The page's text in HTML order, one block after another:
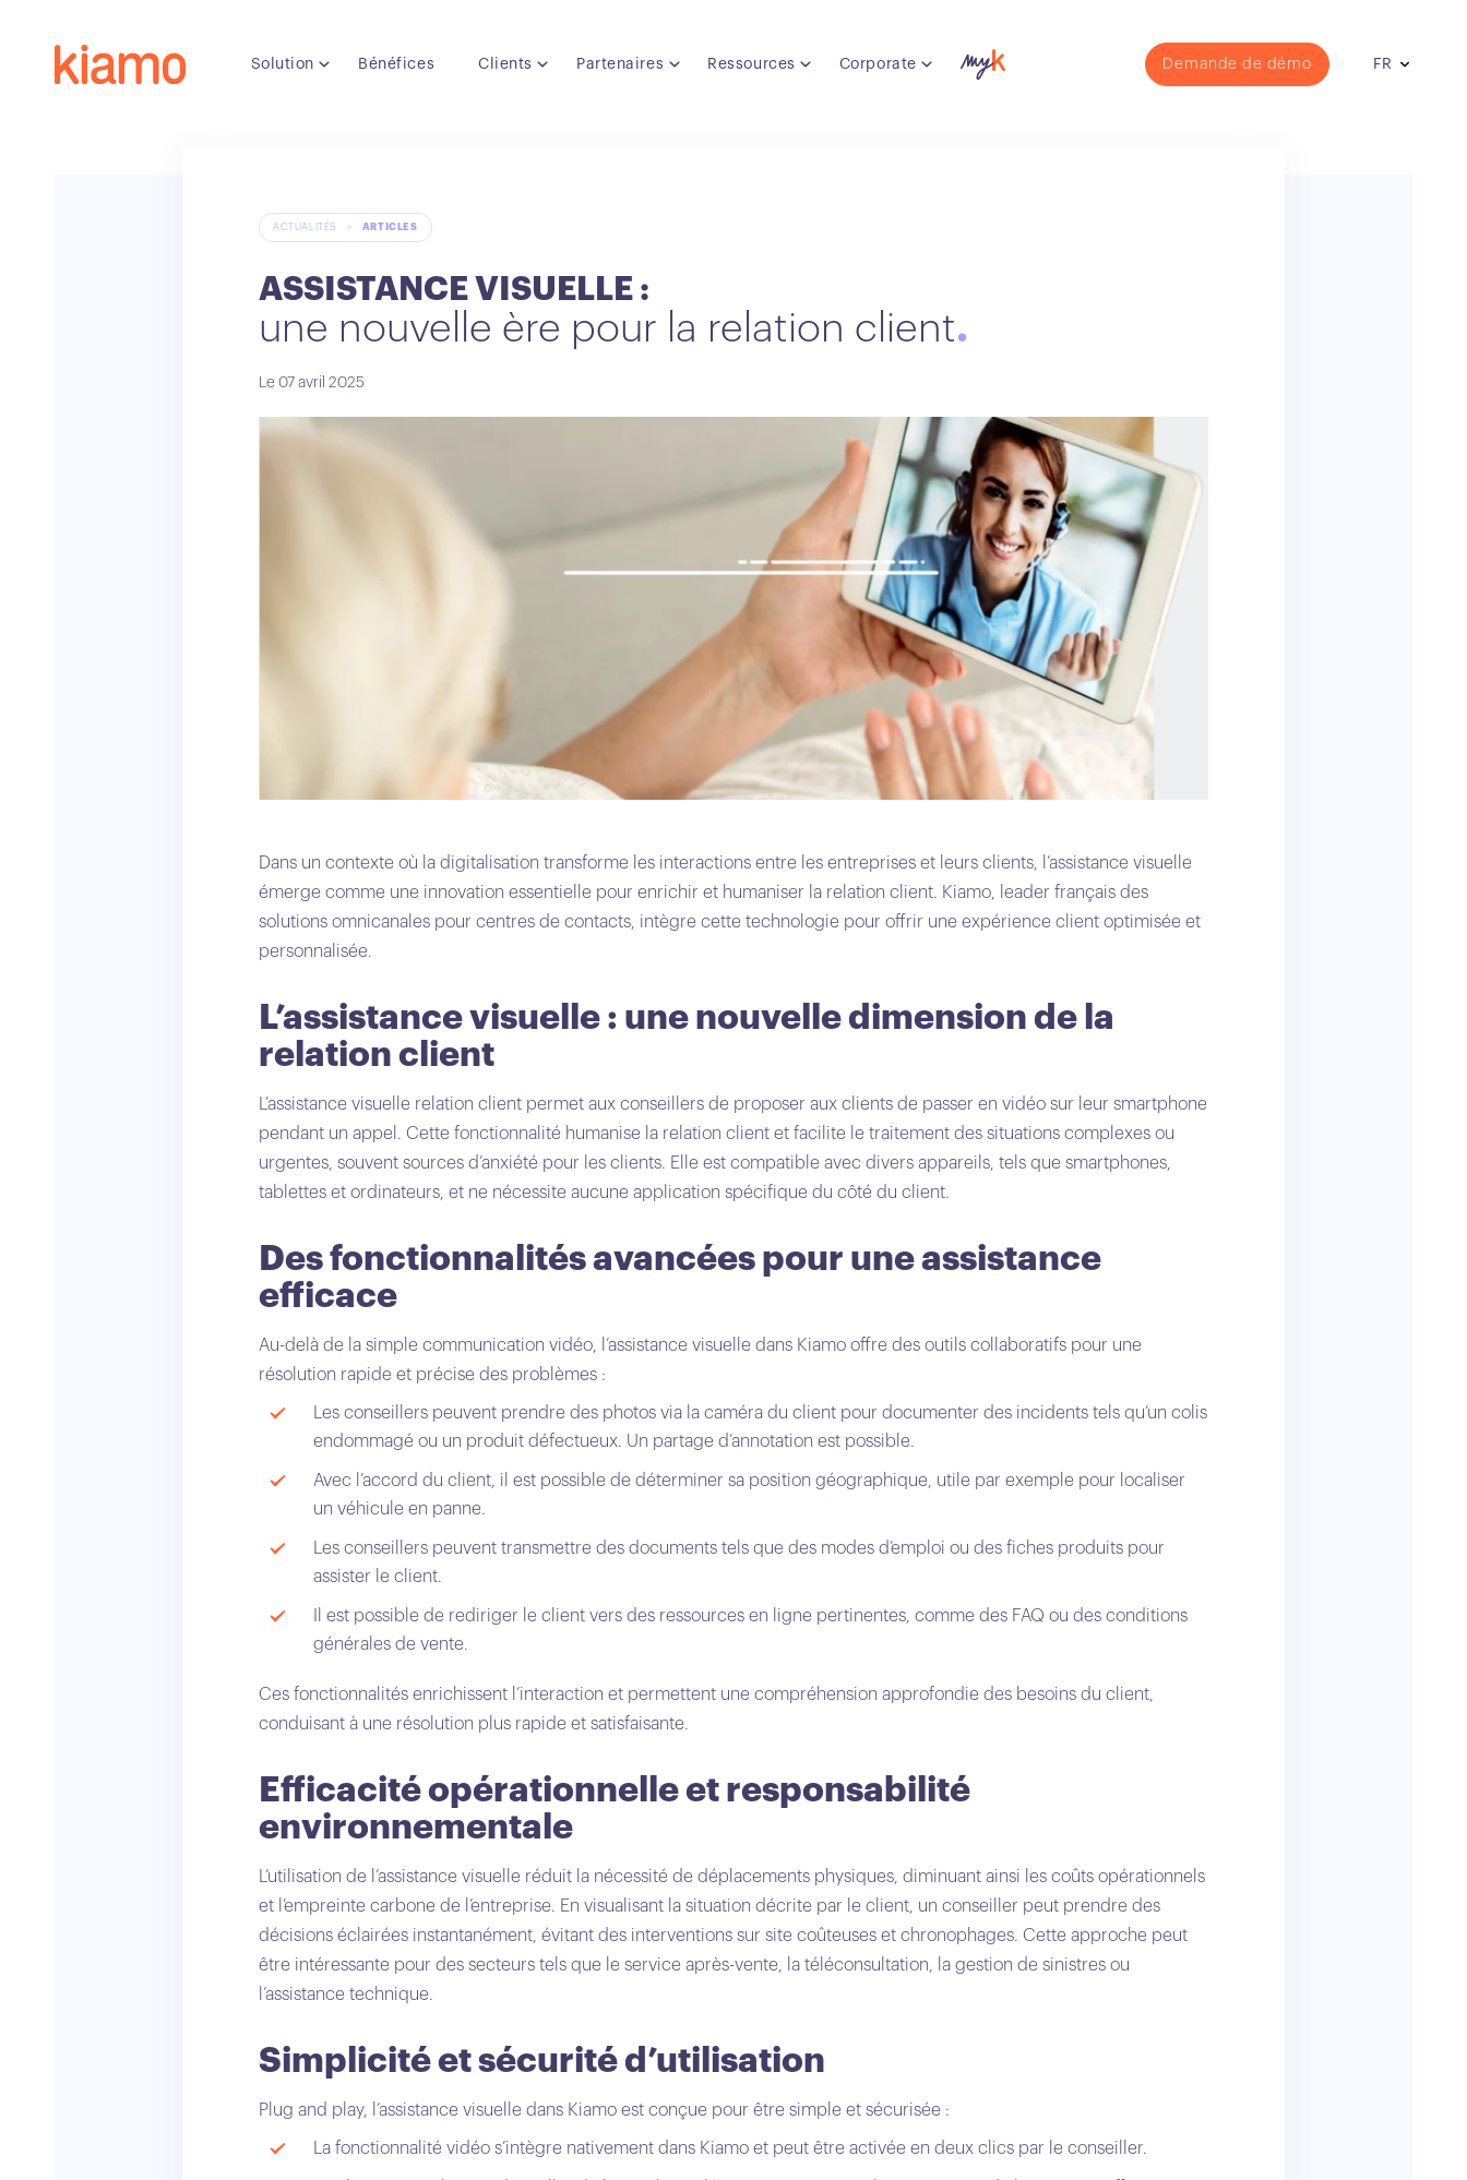
Solution Bénéfices Clients Partenaires Ressources Corporate Demande de démo FR
ACTUALITÉS > ARTICLES
ASSISTANCE VISUELLE :
une nouvelle ère pour la relation client
Le 07 avril 2025
Dans un contexte où la digitalisation transforme les interactions entre les entreprises et leurs clients, l’assistance visuelle
émerge comme une innovation essentielle pour enrichir et humaniser la relation client. Kiamo, leader français des
solutions omnicanales pour centres de contacts, intègre cette technologie pour offrir une expérience client optimisée et
personnalisée.
L’assistance visuelle : une nouvelle dimension de la
relation client
L’assistance visuelle relation client permet aux conseillers de proposer aux clients de passer en vidéo sur leur smartphone
pendant un appel. Cette fonctionnalité humanise la relation client et facilite le traitement des situations complexes ou
urgentes, souvent sources d’anxiété pour les clients. Elle est compatible avec divers appareils, tels que smartphones,
tablettes et ordinateurs, et ne nécessite aucune application spécifique du côté du client.
Des fonctionnalités avancées pour une assistance
efficace
Au-delà de la simple communication vidéo, l’assistance visuelle dans Kiamo offre des outils collaboratifs pour une
résolution rapide et précise des problèmes :
Les conseillers peuvent prendre des photos via la caméra du client pour documenter des incidents tels qu’un colis
endommagé ou un produit défectueux. Un partage d’annotation est possible.
Avec l’accord du client, il est possible de déterminer sa position géographique, utile par exemple pour localiser
un véhicule en panne.
Les conseillers peuvent transmettre des documents tels que des modes d’emploi ou des fiches produits pour
assister le client.
Il est possible de rediriger le client vers des ressources en ligne pertinentes, comme des FAQ ou des conditions
générales de vente.
Ces fonctionnalités enrichissent l’interaction et permettent une compréhension approfondie des besoins du client,
conduisant à une résolution plus rapide et satisfaisante.
Efficacité opérationnelle et responsabilité
environnementale
L’utilisation de l’assistance visuelle réduit la nécessité de déplacements physiques, diminuant ainsi les coûts opérationnels
et l’empreinte carbone de l’entreprise. En visualisant la situation décrite par le client, un conseiller peut prendre des
décisions éclairées instantanément, évitant des interventions sur site coûteuses et chronophages. Cette approche peut
être intéressante pour des secteurs tels que le service après-vente, la téléconsultation, la gestion de sinistres ou
l’assistance technique.
Simplicité et sécurité d’utilisation
Plug and play, l’assistance visuelle dans Kiamo est conçue pour être simple et sécurisée :
La fonctionnalité vidéo s’intègre nativement dans Kiamo et peut être activée en deux clics par le conseiller.